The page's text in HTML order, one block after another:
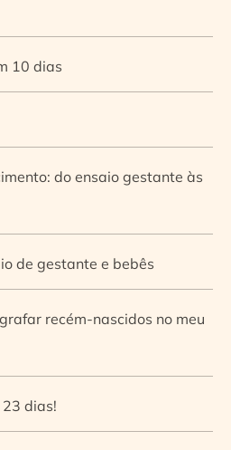
10 dias
do ensaio gestante às
de gestante e bebês
recém-nascidos no meu
dias!